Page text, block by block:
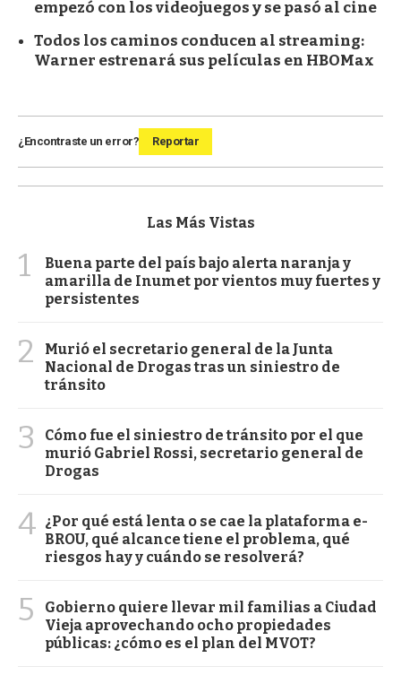
empezó con los videojuegos y se pasó al cine
Todos los caminos conducen al streaming:
Warner estrenará sus películas en HBOMax
¿Encontraste un error? Reportar
Las Más Vistas
1
Buena parte del país bajo alerta naranja y
amarilla de Inumet por vientos muy fuertes y
persistentes
2
Murió el secretario general de la Junta
Nacional de Drogas tras un siniestro de
tránsito
3
Cómo fue el siniestro de tránsito por el que
murió Gabriel Rossi, secretario general de
Drogas
4 ¿Por qué está lenta o se cae la plataforma e-
BROU, qué alcance tiene el problema, qué
riesgos hay y cuándo se resolverá?
5
Gobierno quiere llevar mil familias a Ciudad
Vieja aprovechando ocho propiedades
públicas: ¿cómo es el plan del MVOT?